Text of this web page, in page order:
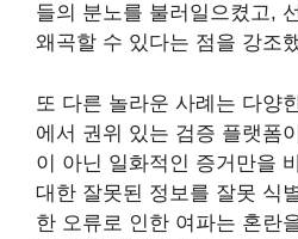
들의 분노를 불러일으켰고,
왜곡할 수 있다는 점을 강조
또 다른 놀라운 사례는 다양
에서 권위 있는 검증 플랫폼
이 아닌 일화적인 증거만을
대한 잘못된 정보를 잘못 식
한 오류로 인한 여파는 혼란